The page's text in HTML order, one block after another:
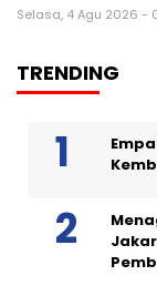
Selasa, 4 Agu 2026 -
TRENDING